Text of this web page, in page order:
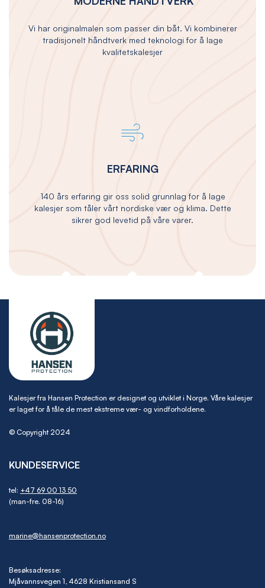
Vi har originalmalen som passer din båt. Vi kombinerer
tradisjonelt håndtverk med teknologi for å lage
kvalitetskalesjer
ERFARING
140 års erfaring gir oss solid grunnlag for å lage
kalesjer som tåler vårt nordiske vær og klima. Dette
sikrer god levetid på våre varer.
Kalesjer fra Hansen Protection er designet og utviklet i Norge. Våre kalesjer
er laget for å tåle de mest ekstreme vær- og vindforholdene.
© Copyright 2024
KUNDESERVICE
tel: +47 69 00 13 50
(man-fre. 08-16)
marine@hansenprotection.no
Besøksadresse:
Mjåvannsvegen 1, 4628 Kristiansand S